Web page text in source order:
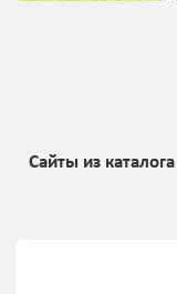
Сайты из каталога